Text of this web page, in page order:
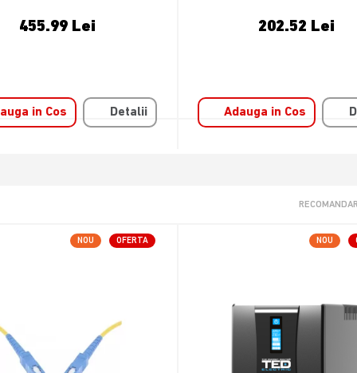
202.52 Lei
in Cos Detalii
197.81 Lei
Adauga in Cos
RECOMANDARI
OFERTA
NOU NOU